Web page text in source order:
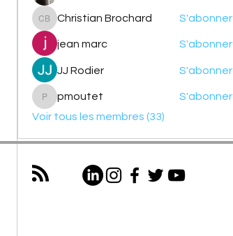
Christian Brochard
Christian Brochard S'abonner
jean marc S'abonner
JJ Rodier S'abonner
pmoutet
pmoutet
S'abonner
Voir tous les membres (33)